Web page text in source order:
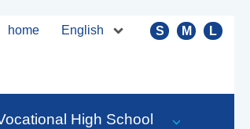
home English S M L
High School